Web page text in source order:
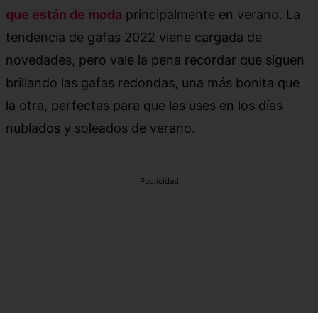
que están de moda principalmente en verano. La
tendencia de gafas 2022 viene cargada de
novedades, pero vale la pena recordar que siguen
brillando las gafas redondas, una más bonita que
la otra, perfectas para que las uses en los días
nublados y soleados de verano.
Publicidad